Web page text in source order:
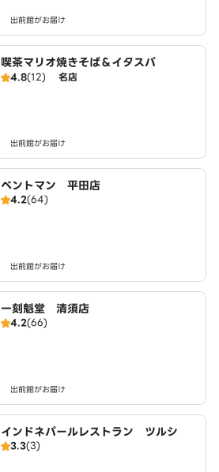
出前館がお届け
喫茶マリオ焼きそば＆イタスパ
4.8(12) 名店
出前館がお届け
ベントマン 平田店
4.2(64)
出前館がお届け
一刻魁堂 清須店
4.2(66)
出前館がお届け
インドネパールレストラン ツルシ
3.3(3)